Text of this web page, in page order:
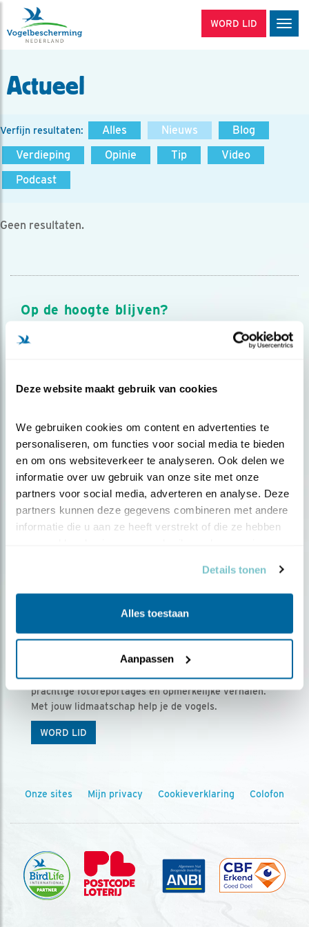
Deze website maakt gebruik van cookies
We gebruiken cookies om content en advertenties te
personaliseren, om functies voor social media te bieden
en om ons websiteverkeer te analyseren. Ook delen we
informatie over uw gebruik van onze site met onze
partners voor social media, adverteren en analyse. Deze
partners kunnen deze gegevens combineren met andere
informatie die u aan ze heeft verstrekt of die ze hebben
Details tonen
Alles toestaan
Aanpassen
WORD LID
Actueel
Verfijn resultaten: Alles Nieuws
Blog
Verdieping
Opinie Tip
Video
Podcast
Geen resultaten.
Op de hoogte blijven?
Meld je aan en ontvang nieuws, inspiratie, acties en tips
over vogels en activiteiten van Vogelbescherming.
Ontvang 5 x Vogels voor € 36,00 per jaar
Vogels is het tijdschrift voor onze leden, met
prachtige fotoreportages en opmerkelijke verhalen.
Met jouw lidmaatschap help je de vogels.
WORD LID
Onze sites Mijn privacy Cookieverklaring Colofon